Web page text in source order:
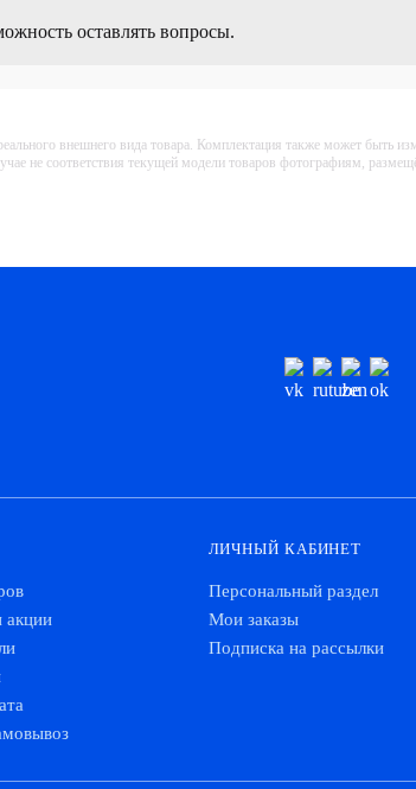
оставлять вопросы.
внешнего вида товара. Комплектация также может быть
не соответствия текущей модели товаров фотографиям,
акции
ЛИЧНЫЙ КАБИНЕТ
Персональный раздел
Мои заказы
Подписка на рассылки